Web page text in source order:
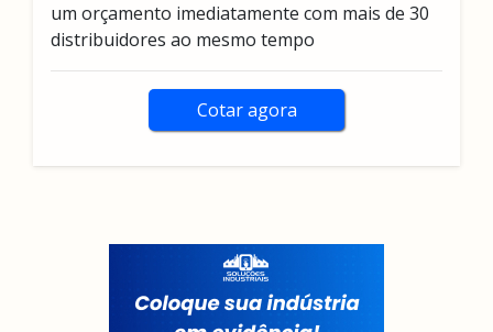
um orçamento imediatamente com mais de 30
distribuidores ao mesmo tempo
Cotar agora